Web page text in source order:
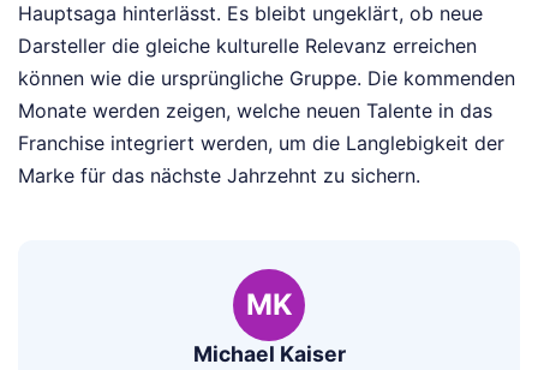
Hauptsaga hinterlässt. Es bleibt ungeklärt, ob neue
Darsteller die gleiche kulturelle Relevanz erreichen
können wie die ursprüngliche Gruppe. Die kommenden
Monate werden zeigen, welche neuen Talente in das
Franchise integriert werden, um die Langlebigkeit der
Marke für das nächste Jahrzehnt zu sichern.
MK
Michael Kaiser